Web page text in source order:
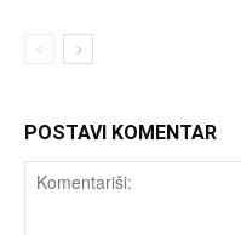
POSTAVI KOMENTAR